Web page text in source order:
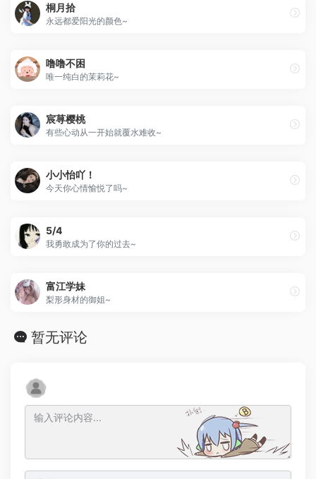
桐月拾
永远都爱阳光的颜色~
噜噜不困
唯一纯白的茉莉花~
宸荨樱桃
有些心动从一开始就覆水难收~
小小怡吖！
今天你心情愉悦了吗~
5/4
我勇敢成为了你的过去~
富江学妹
梨形身材的御姐~
暂无评论